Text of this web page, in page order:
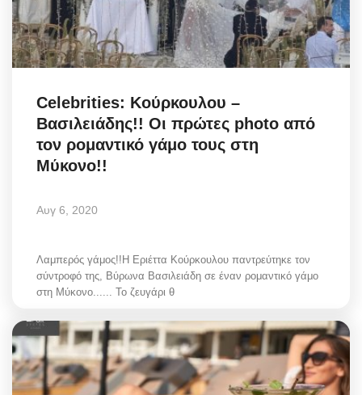
Celebrities: Κούρκουλου –
Βασιλειάδης!! Οι πρώτες photo από
τον ρομαντικό γάμο τους στη
Μύκονο!!
Αυγ 6, 2020
Λαμπερός γάμος!!Η Εριέττα Κούρκουλου παντρεύτηκε τον
σύντροφό της, Βύρωνα Βασιλειάδη σε έναν ρομαντικό γάμο
στη Μύκονο...... Το ζευγάρι θ